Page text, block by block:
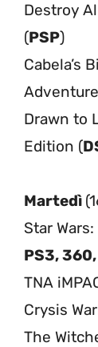
Destroy
(PSP)
Cabela’s
Drawn to
Edition (
Martedì
Star
PS3, 360,
TNA
Crysis
The